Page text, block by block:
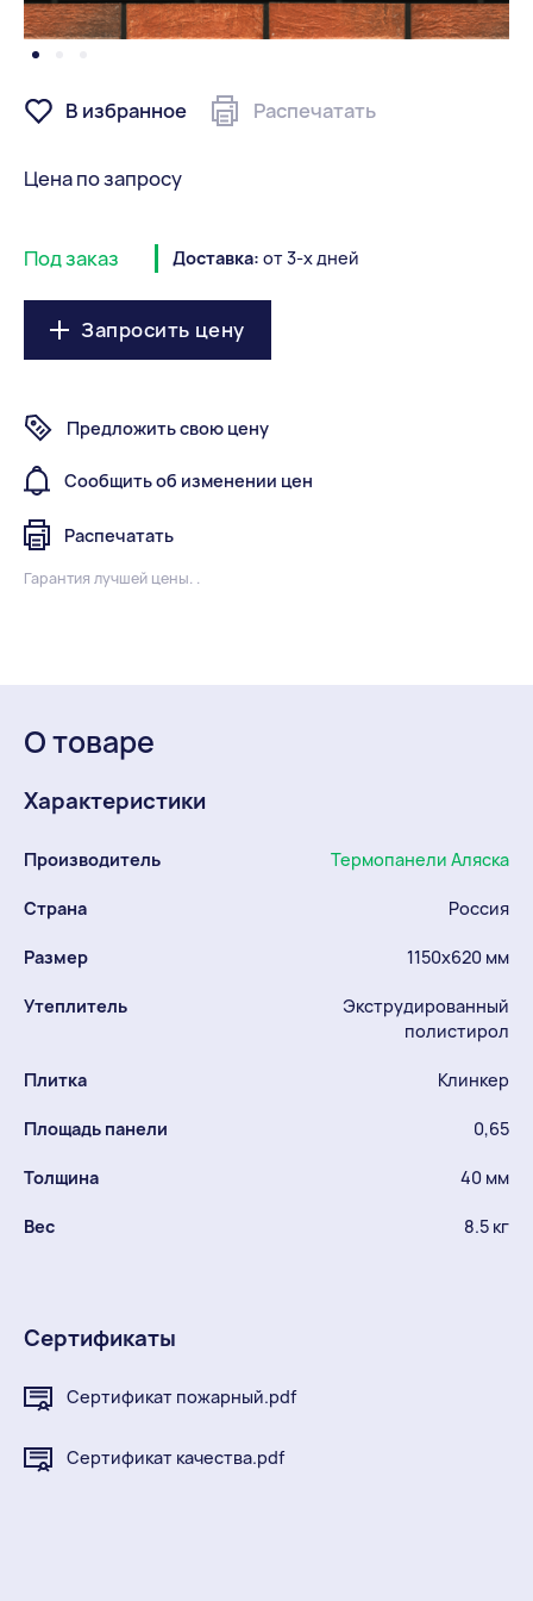
В избранное Распечатать
Цена по запросу
Под заказ Доставка: от 3-х дней
Запросить цену
Предложить свою цену
Сообщить об изменении цен
Распечатать
Гарантия лучшей цены. .
О товаре
Характеристики
Производитель Термопанели Аляска
Страна Россия
Размер 1150х620 мм
Утеплитель
Экструдированный
полистирол
Плитка Клинкер
Площадь панели 0,65
Толщина 40 мм
Вес 8.5 кг
Сертификаты
Сертификат пожарный.pdf
Сертификат качества.pdf